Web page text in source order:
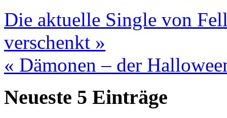
Die aktuelle Single von
verschenkt »
« Dämonen – der
Neueste 5 Einträge